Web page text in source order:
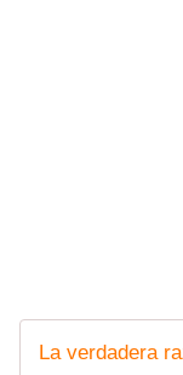
La verdadera